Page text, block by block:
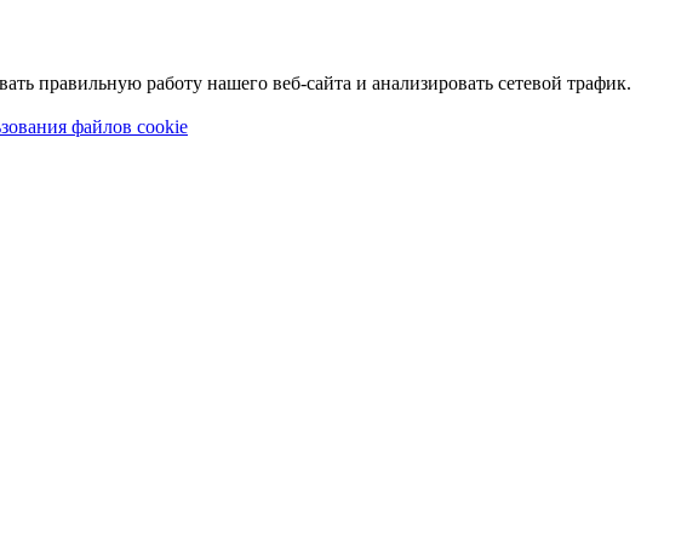
правильную работу нашего веб-сайта и анализировать сетевой трафик.
файлов cookie